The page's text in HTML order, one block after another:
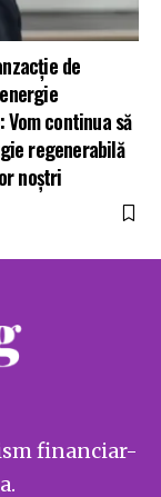
de
Vom continua să
regenerabilă
noștri
financiar-